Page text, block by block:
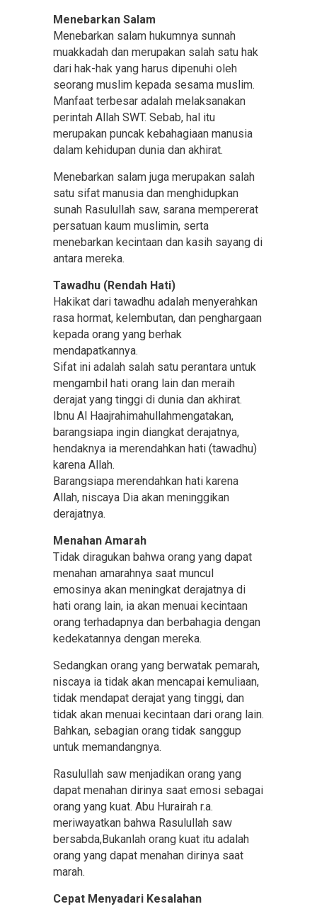
Menebarkan Salam
Menebarkan salam hukumnya sunnah
muakkadah dan merupakan salah satu hak
dari hak-hak yang harus dipenuhi oleh
seorang muslim kepada sesama muslim.
Manfaat terbesar adalah melaksanakan
perintah Allah SWT. Sebab, hal itu
merupakan puncak kebahagiaan manusia
dalam kehidupan dunia dan akhirat.
Menebarkan salam juga merupakan salah
satu sifat manusia dan menghidupkan
sunah Rasulullah saw, sarana mempererat
persatuan kaum muslimin, serta
menebarkan kecintaan dan kasih sayang di
antara mereka.
Tawadhu (Rendah Hati)
Hakikat dari tawadhu adalah menyerahkan
rasa hormat, kelembutan, dan penghargaan
kepada orang yang berhak
mendapatkannya.
Sifat ini adalah salah satu perantara untuk
mengambil hati orang lain dan meraih
derajat yang tinggi di dunia dan akhirat.
Ibnu Al Haajrahimahullahmengatakan,
barangsiapa ingin diangkat derajatnya,
hendaknya ia merendahkan hati (tawadhu)
karena Allah.
Barangsiapa merendahkan hati karena
Allah, niscaya Dia akan meninggikan
derajatnya.
Menahan Amarah
Tidak diragukan bahwa orang yang dapat
menahan amarahnya saat muncul
emosinya akan meningkat derajatnya di
hati orang lain, ia akan menuai kecintaan
orang terhadapnya dan berbahagia dengan
kedekatannya dengan mereka.
Sedangkan orang yang berwatak pemarah,
niscaya ia tidak akan mencapai kemuliaan,
tidak mendapat derajat yang tinggi, dan
tidak akan menuai kecintaan dari orang lain.
Bahkan, sebagian orang tidak sanggup
untuk memandangnya.
Rasulullah saw menjadikan orang yang
dapat menahan dirinya saat emosi sebagai
orang yang kuat. Abu Hurairah r.a.
meriwayatkan bahwa Rasulullah saw
bersabda,Bukanlah orang kuat itu adalah
orang yang dapat menahan dirinya saat
marah.
Cepat Menyadari Kesalahan